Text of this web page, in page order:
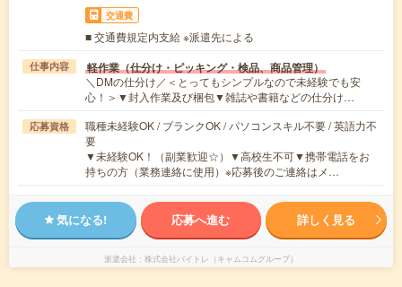
交通費
■ 交通費規定内支給 ※派遣先による
仕事内容 軽作業（仕分け・ピッキング・検品、商品管理）
＼DMの仕分け／＜とってもシンプルなので未経験でも安
心！＞▼封入作業及び梱包▼雑誌や書籍などの仕分け…
応募資格
職種未経験OK / ブランクOK / パソコンスキル不要 / 英語力不
要
▼未経験OK！（副業歓迎☆）▼高校生不可▼携帯電話をお
持ちの方（業務連絡に使用）※応募後のご連絡はメ…
気になる! 応募へ進む 詳しく見る
派遣会社 株式会社バイトレ（キャムコムグループ）